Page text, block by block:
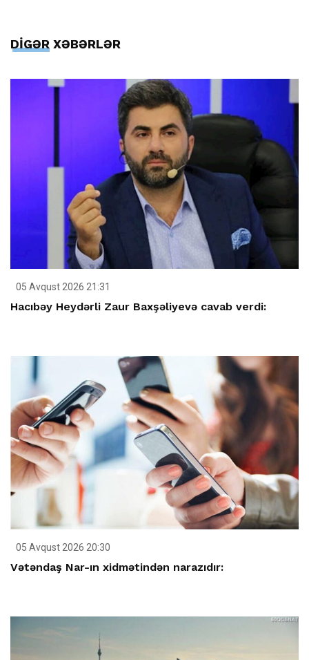
DİGƏR XƏBƏRLƏR
05 Avqust 2026 21:31
Hacıbəy Heydərli Zaur Baxşəliyevə cavab verdi:
05 Avqust 2026 20:30
Vətəndaş Nar-ın xidmətindən narazıdır: